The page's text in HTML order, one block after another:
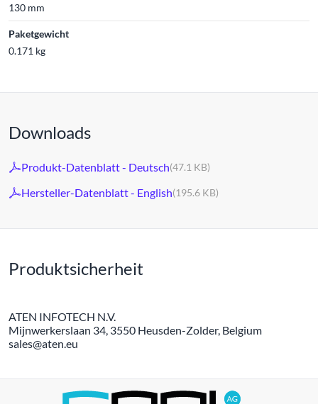
130 mm
Paketgewicht
0.171 kg
Downloads
Produkt-Datenblatt - Deutsch(47.1 KB)
Hersteller-Datenblatt - English(195.6 KB)
Produktsicherheit
ATEN INFOTECH N.V.
Mijnwerkerslaan 34, 3550 Heusden-Zolder, Belgium
sales@aten.eu